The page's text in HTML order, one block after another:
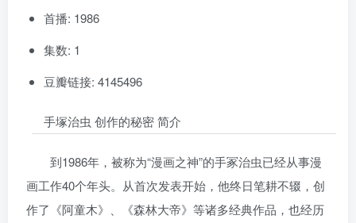
首播: 1986
集数: 1
豆瓣链接: 4145496
手塚治虫 创作的秘密 简介
到1986年，被称为“漫画之神”的手冢治虫已经从事漫
画工作40个年头。从首次发表开始，他终日笔耕不辍，创
作了《阿童木》、《森林大帝》等诸多经典作品，也经历